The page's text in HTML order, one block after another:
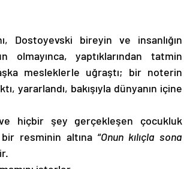
Dostoyevski bireyin ve insanlığın
olmayınca, yaptıklarından tatmin
mesleklerle uğraştı; bir noterin
yararlandı, bakışıyla dünyanın içine
ve hiçbir şey gerçekleşen çocukluk
resminin altına “Onun kılıçla sona